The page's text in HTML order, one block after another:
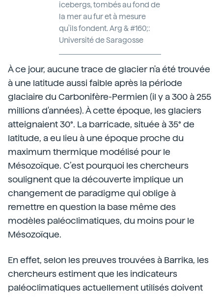
icebergs, tombés au fond de
la mer au fur et à mesure
qu'ils fondent. Arg & #160;:
Université de Saragosse
À ce jour, aucune trace de glacier n'a été trouvée
à une latitude aussi faible après la période
glaciaire du Carbonifère-Permien (il y a 300 à 255
millions d'années). À cette époque, les glaciers
atteignaient 30°. La barricade, située à 35° de
latitude, a eu lieu à une époque proche du
maximum thermique modélisé pour le
Mésozoïque. C’est pourquoi les chercheurs
soulignent que la découverte implique un
changement de paradigme qui oblige à
remettre en question la base même des
modèles paléoclimatiques, du moins pour le
Mésozoïque.
En effet, selon les preuves trouvées à Barrika, les
chercheurs estiment que les indicateurs
paléoclimatiques actuellement utilisés doivent